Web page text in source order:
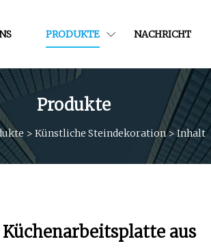
PRODUKTE NACHRICHT
Produkte
> Künstliche Steindekoration> Inhalt
aus